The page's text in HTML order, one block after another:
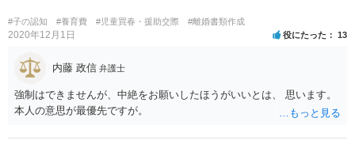
#子の認知 #養育費 #児童買春・援助交際 #離婚書類作成
2020年12月1日 役にたった 13
内藤 政信 弁護士
強制はできませんが、中絶をお願いしたほうがいいとは、 思います。
本人の意思が最優先ですが。